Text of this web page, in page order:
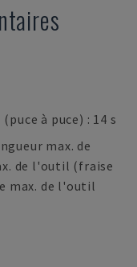
à puce) : 14 s
max. de
de l'outil (fraise
max. de l'outil